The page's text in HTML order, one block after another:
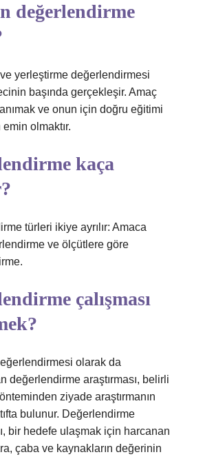
değerlendirme
ve yerleştirme değerlendirmesi
başında gerçekleşir. Amaç
ve onun için doğru eğitimi
emin olmaktır.
kaça
türleri ikiye ayrılır: Amaca
ve ölçütlere göre
çalışması
olarak da
değerlendirme araştırması, belirli
ziyade araştırmanın
bulunur. Değerlendirme
bir hedefe ulaşmak için harcanan
çaba ve kaynakların değerinin